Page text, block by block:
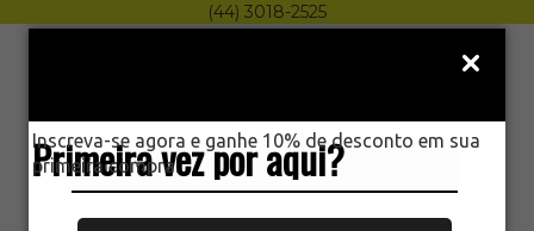
Primeira vez por aqui?
Inscreva-se agora e ganhe 10% de desconto em sua
primeira compra.
(44) 3018-2525
Menu
HOME
TALABARTE Y FITA C/ ABS 55/21MM
MULT1892G MG CINTO